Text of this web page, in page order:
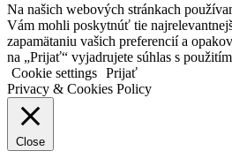
Na našich webových stránkach
Vám mohli poskytnúť tie
zapamätaniu vašich preferencií a
na „Prijať“ vyjadrujete súhlas s
Cookie settings Prijať
Privacy & Cookies Policy
Close